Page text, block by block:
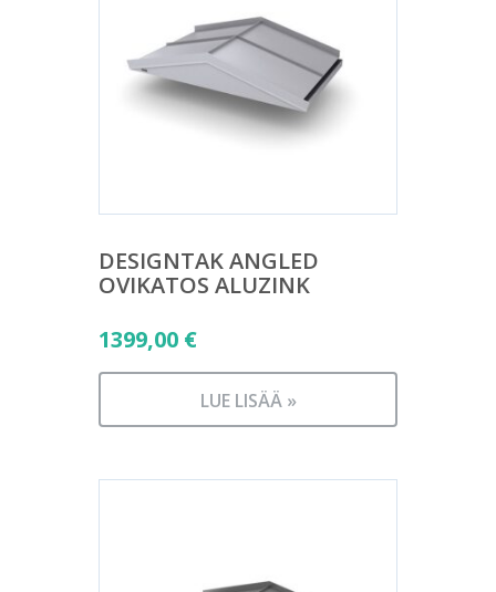
DESIGNTAK ANGLED
OVIKATOS ALUZINK
1399,00 €
LUE LISÄÄ »